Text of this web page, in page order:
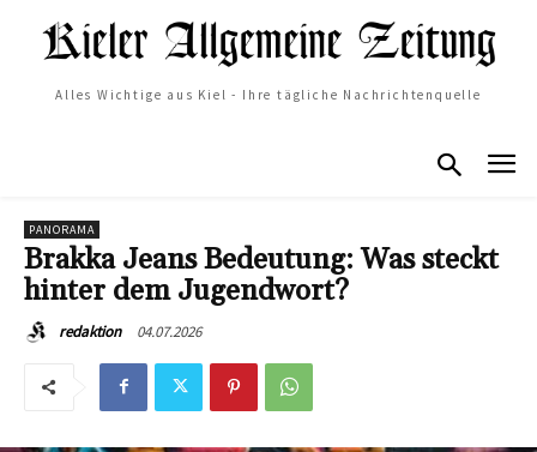
Alles Wichtige aus Kiel - Ihre tägliche Nachrichtenquelle
PANORAMA
Brakka Jeans Bedeutung: Was steckt
hinter dem Jugendwort?
redaktion 04.07.2026